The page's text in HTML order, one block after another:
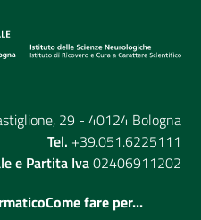
29 - 40124 Bologna
Tel. +39.051.6225111
e Partita Iva02406911202
Come fare per...